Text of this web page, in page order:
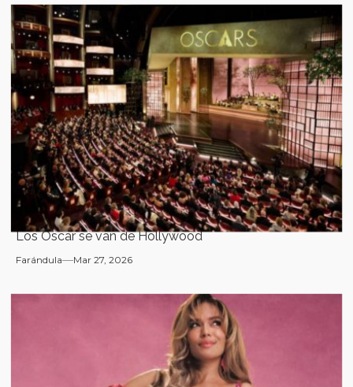
Los Oscar se van de Hollywood
Farándula Mar 27, 2026